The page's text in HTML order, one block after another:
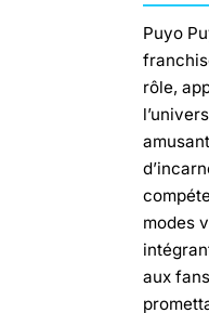
Puyo
rôle,
modes
aux